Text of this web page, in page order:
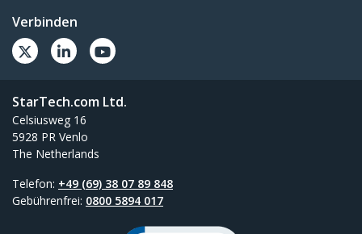
Verbinden
StarTech.com Ltd.
Celsiusweg 16
5928 PR Venlo
The Netherlands
Telefon: +49 (69) 38 07 89 848
Gebührenfrei: 0800 5894 017